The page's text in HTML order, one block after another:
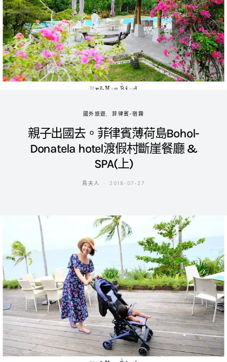
國外旅遊 菲律賓-宿霧
親子出國去。菲律賓薄荷島Bohol-
Donatela hotel渡假村斷崖餐廳 &
SPA(上)
鳥夫人 2018-07-27